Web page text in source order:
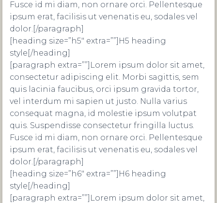
Fusce id mi diam, non ornare orci. Pellentesque
ipsum erat, facilisis ut venenatis eu, sodales vel
dolor.[/paragraph]
[heading size=”h5″ extra=””]H5 heading
style[/heading]
[paragraph extra=””]Lorem ipsum dolor sit amet,
consectetur adipiscing elit. Morbi sagittis, sem
quis lacinia faucibus, orci ipsum gravida tortor,
vel interdum mi sapien ut justo. Nulla varius
consequat magna, id molestie ipsum volutpat
quis. Suspendisse consectetur fringilla luctus.
Fusce id mi diam, non ornare orci. Pellentesque
ipsum erat, facilisis ut venenatis eu, sodales vel
dolor.[/paragraph]
[heading size=”h6″ extra=””]H6 heading
style[/heading]
[paragraph extra=””]Lorem ipsum dolor sit amet,